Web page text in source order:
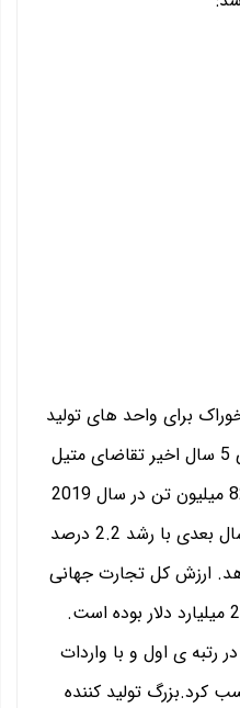
2012 به عنوان خوراک برای واحد های تولید
الفین مورد استفاده قرار گرفت. طی 5 سال اخیر تقاضای متیل
الکل با رشد سالانه 4.4 درصد به 82 میلیون تن در سال 2019
رسید و پیش بینی میشود طی 5 سال بعدی با رشد 2.2 درصد
ارزش کل تجارت جهانی
این ماده در سال 2021 برابر 28500 میلیارد دلار بوده است.
میلیارد دلار در رتبه ی اول و با واردات
کسب کرد.بزرگ تولید کننده